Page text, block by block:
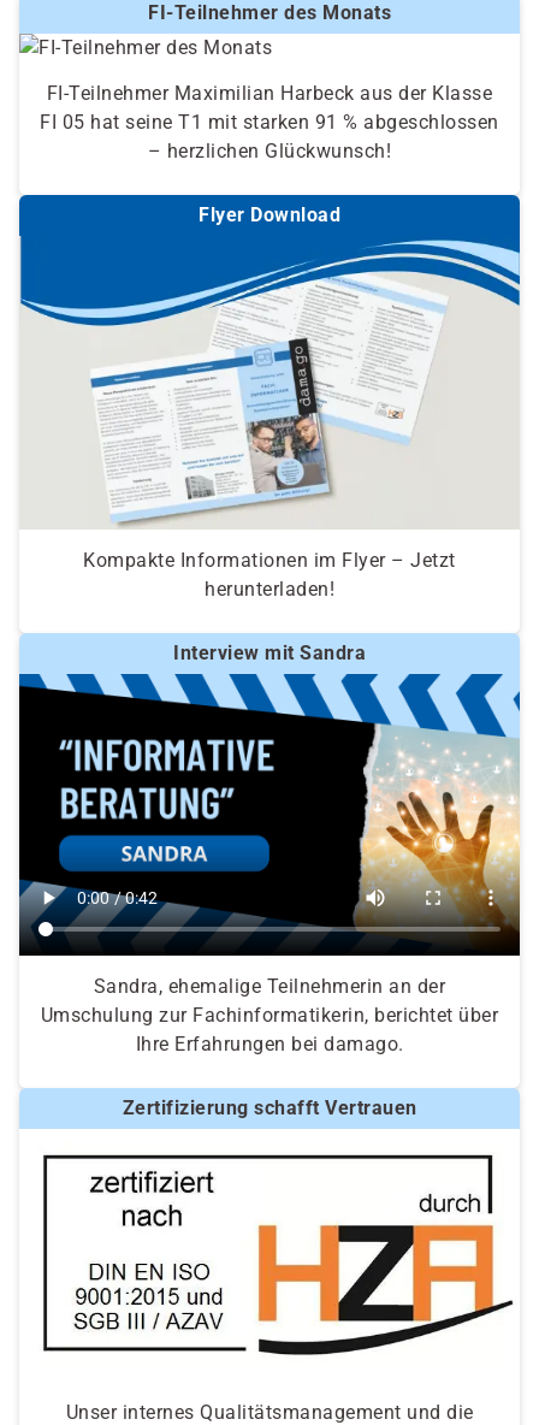
FI-Teilnehmer des Monats
FI-Teilnehmer Maximilian Harbeck aus der Klasse
FI 05 hat seine T1 mit starken 91 % abgeschlossen
– herzlichen Glückwunsch!
Flyer Download
Kompakte Informationen im Flyer – Jetzt
herunterladen!
Interview mit Sandra
Sandra, ehemalige Teilnehmerin an der
Umschulung zur Fachinformatikerin, berichtet über
Ihre Erfahrungen bei damago.
Zertifizierung schafft Vertrauen
Unser internes Qualitätsmanagement und die